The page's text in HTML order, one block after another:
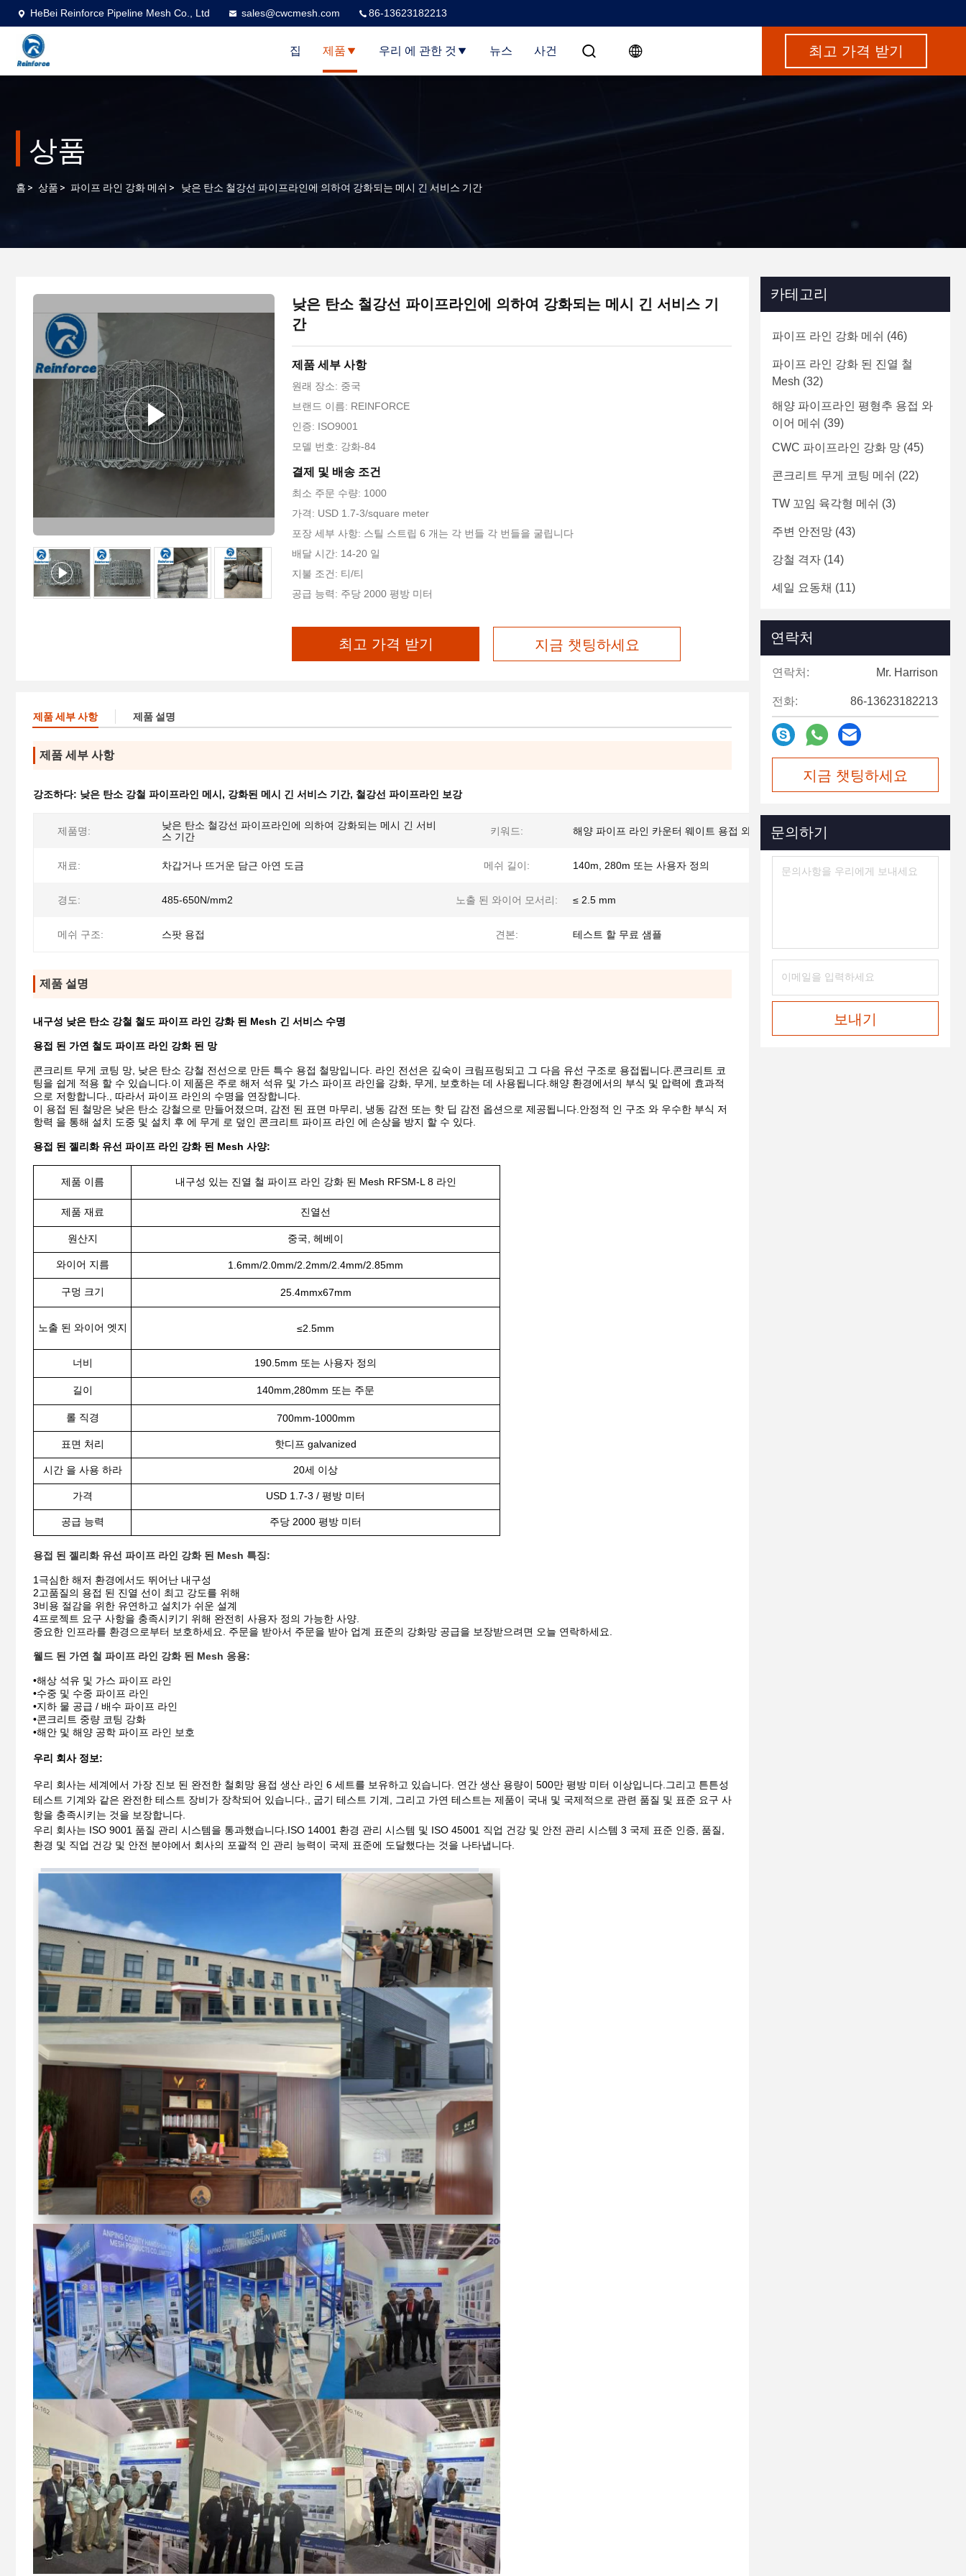
HeBei Reinforce Pipeline Mesh Co., Ltd sales@cwcmesh.com 86-13623182213
집 제품 우리 에 관한 것 뉴스 사건 최고 가격 받기
상품
홈 > 상품 > 파이프 라인 강화 메쉬 > 낮은 탄소 철강선 파이프라인에 의하여 강화되는 메시 긴 서비스 기간
낮은 탄소 철강선 파이프라인에 의하여 강화되는 메시 긴 서비스 기
간
제품 세부 사항
원래 장소: 중국
브랜드 이름: REINFORCE
인증: ISO9001
모델 번호: 강화-84
결제 및 배송 조건
최소 주문 수량: 1000
가격: USD 1.7-3/square meter
포장 세부 사항: 스틸 스트립 6 개는 각 번들 각 번들을 굴립니다
배달 시간: 14-20 일
지불 조건: 티/티
공급 능력: 주당 2000 평방 미터
최고 가격 받기 지금 챗팅하세요
제품 세부 사항 제품 설명
제품 세부 사항
강조하다: 낮은 탄소 강철 파이프라인 메시 , 강화된 메시 긴 서비스 기간, 철강선 파이프라인 보강
제품명:
낮은 탄소 철강선 파이프라인에 의하여 강화되는 메시 긴 서비
스 기간
키워드: 해양 파이프 라인 카운터 웨이트 용접 와이어 메쉬
재료: 차갑거나 뜨거운 담근 아연 도금 메쉬 길이: 140m, 280m 또는 사용자 정의
경도: 485-650N/mm2 노출 된 와이어 모서리: ≤ 2.5 mm
메쉬 구조: 스팟 용접 견본: 테스트 할 무료 샘플
제품 설명
내구성 낮은 탄소 강철 철도 파이프 라인 강화 된 Mesh 긴 서비스 수명
용접 된 가연 철도 파이프 라인 강화 된 망
콘크리트 무게 코팅 망, 낮은 탄소 강철 전선으로 만든 특수 용접 철망입니다. 라인 전선은 깊숙이 크림프링되고 그 다음 유선 구조로 용접됩니다.콘크리트 코
팅을 쉽게 적용 할 수 있습니다.이 제품은 주로 해저 석유 및 가스 파이프 라인을 강화, 무게, 보호하는 데 사용됩니다.해양 환경에서의 부식 및 압력에 효과적
으로 저항합니다., 따라서 파이프 라인의 수명을 연장합니다.
이 용접 된 철망은 낮은 탄소 강철으로 만들어졌으며, 감전 된 표면 마무리, 냉동 감전 또는 핫 딥 감전 옵션으로 제공됩니다.안정적 인 구조 와 우수한 부식 저
항력 을 통해 설치 도중 및 설치 후 에 무게 로 덮인 콘크리트 파이프 라인 에 손상을 방지 할 수 있다.
용접 된 젤리화 유선 파이프 라인 강화 된 Mesh 사양:
제품 이름 내구성 있는 진열 철 파이프 라인 강화 된 Mesh RFSM-L 8 라인
제품 재료 진열선
원산지 중국, 헤베이
와이어 지름 1.6mm/2.0mm/2.2mm/2.4mm/2.85mm
구멍 크기 25.4mmx67mm
노출 된 와이어 엣지 ≤2.5mm
너비 190.5mm 또는 사용자 정의
길이 140mm,280mm 또는 주문
롤 직경 700mm-1000mm
표면 처리 핫디프 galvanized
시간 을 사용 하라 20세 이상
가격 USD 1.7-3 / 평방 미터
공급 능력 주당 2000 평방 미터
용접 된 젤리화 유선 파이프 라인 강화 된 Mesh 특징:
1극심한 해저 환경에서도 뛰어난 내구성
2고품질의 용접 된 진열 선이 최고 강도를 위해
3비용 절감을 위한 유연하고 설치가 쉬운 설계
4프로젝트 요구 사항을 충족시키기 위해 완전히 사용자 정의 가능한 사양.
중요한 인프라를 환경으로부터 보호하세요. 주문을 받아서 주문을 받아 업계 표준의 강화망 공급을 보장받으려면 오늘 연락하세요.
웰드 된 가연 철 파이프 라인 강화 된 Mesh 응용:
•해상 석유 및 가스 파이프 라인
•수중 및 수중 파이프 라인
•지하 물 공급 / 배수 파이프 라인
•콘크리트 중량 코팅 강화
•해안 및 해양 공학 파이프 라인 보호
우리 회사 정보:
우리 회사는 세계에서 가장 진보 된 완전한 철회망 용접 생산 라인 6 세트를 보유하고 있습니다. 연간 생산 용량이 500만 평방 미터 이상입니다.그리고 튼튼성
테스트 기계와 같은 완전한 테스트 장비가 장착되어 있습니다., 굽기 테스트 기계, 그리고 가연 테스트는 제품이 국내 및 국제적으로 관련 품질 및 표준 요구 사
항을 충족시키는 것을 보장합니다.
우리 회사는 ISO 9001 품질 관리 시스템을 통과했습니다.ISO 14001 환경 관리 시스템 및 ISO 45001 직업 건강 및 안전 관리 시스템 3 국제 표준 인증, 품질,
환경 및 직업 건강 및 안전 분야에서 회사의 포괄적 인 관리 능력이 국제 표준에 도달했다는 것을 나타냅니다.
카테고리
파이프 라인 강화 메쉬 (46)
파이프 라인 강화 된 진열 철
Mesh (32)
해양 파이프라인 평형추 용접 와
이어 메쉬 (39)
CWC 파이프라인 강화 망 (45)
콘크리트 무게 코팅 메쉬 (22)
TW 꼬임 육각형 메쉬 (3)
주변 안전망 (43)
강철 격자 (14)
셰일 요동채 (11)
연락처
연락처: Mr. Harrison
전화: 86-13623182213
지금 챗팅하세요
문의하기
보내기